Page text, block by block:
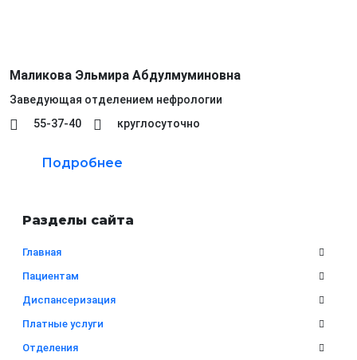
Маликова Эльмира Абдулмуминовна
Заведующая отделением нефрологии
55-37-40
круглосуточно
Подробнее
Разделы сайта
Главная
Пациентам
Диспансеризация
Платные услуги
Отделения